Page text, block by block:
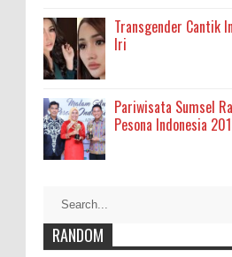
Transgender Cantik
Iri
Pariwisata Sumsel
Pesona Indonesia
RANDOM